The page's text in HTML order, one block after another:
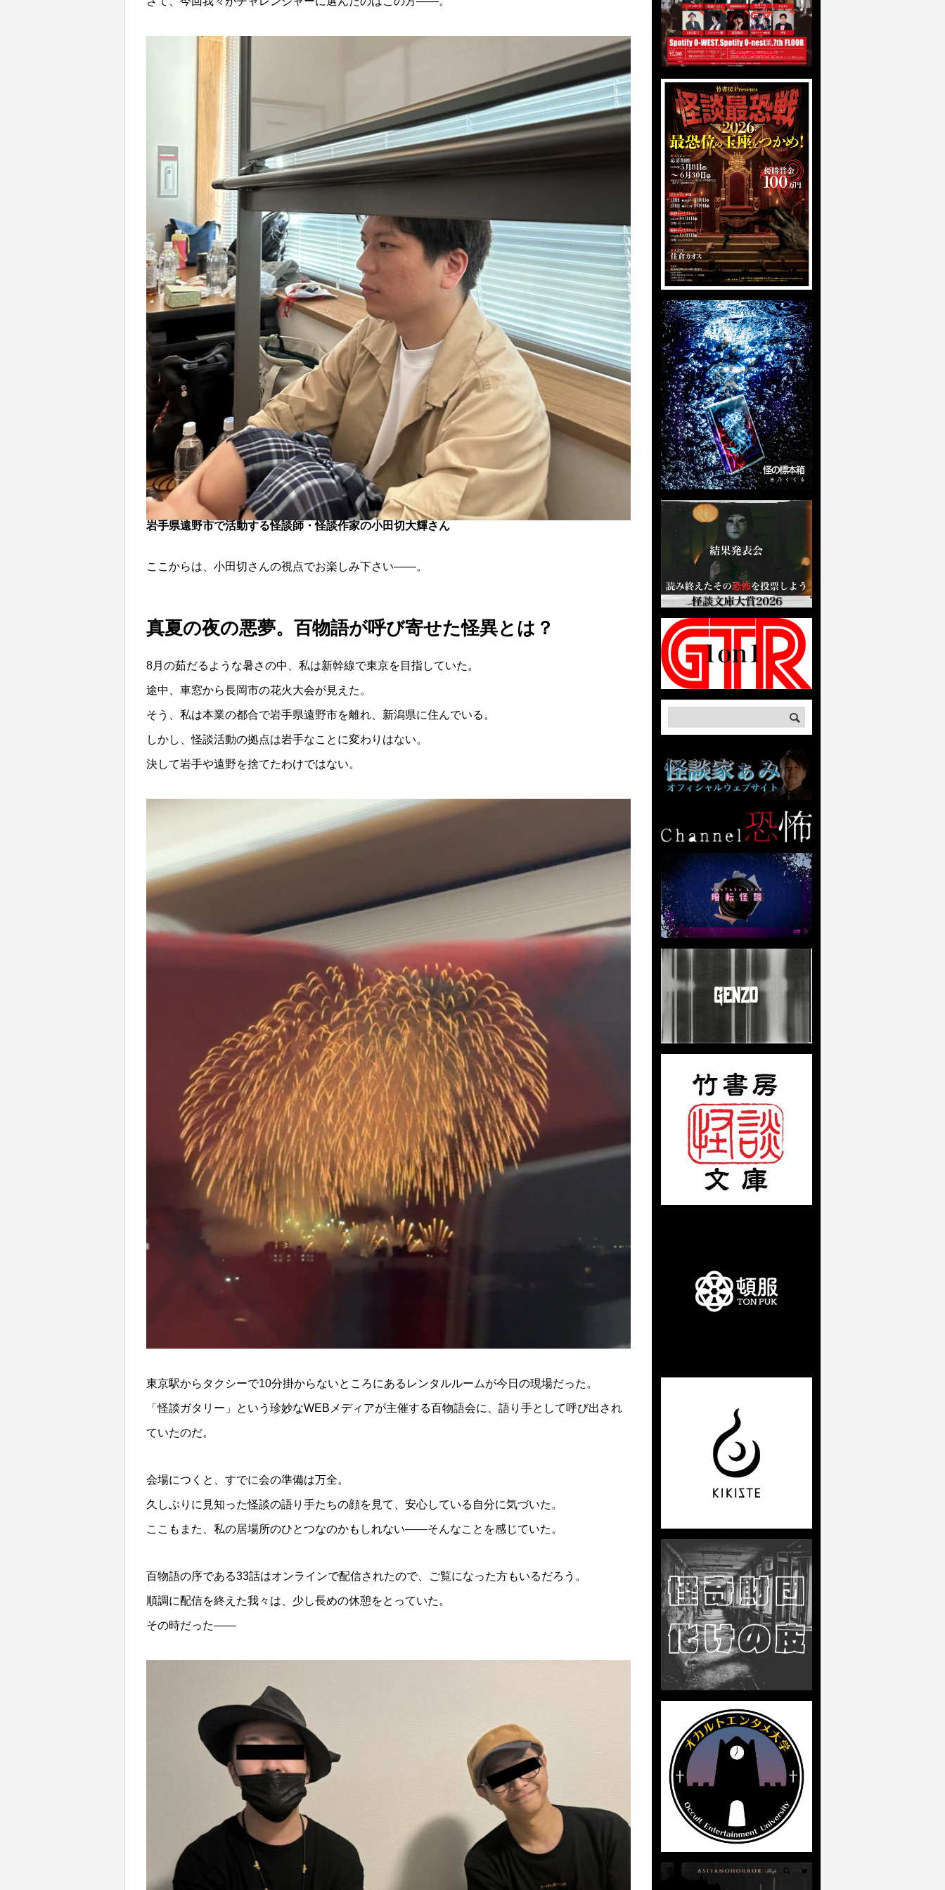
岩手県遠野市で活動する怪談師・怪談作家の小田切大輝さん
ここからは、小田切さんの視点でお楽しみ下さい——。
真夏の夜の悪夢。百物語が呼び寄せた怪異とは？
8月の茹だるような暑さの中、私は新幹線で東京を目指していた。
途中、車窓から長岡市の花火大会が見えた。
そう、私は本業の都合で岩手県遠野市を離れ、新潟県に住んでいる。
しかし、怪談活動の拠点は岩手なことに変わりはない。
決して岩手や遠野を捨てたわけではない。
東京駅からタクシーで10分掛からないところにあるレンタルルームが今日の現場だった。
「怪談ガタリー」という珍妙なWEBメディアが主催する百物語会に、語り手として呼び出され
ていたのだ。
会場につくと、すでに会の準備は万全。
久しぶりに見知った怪談の語り手たちの顔を見て、安心している自分に気づいた。
ここもまた、私の居場所のひとつなのかもしれない——そんなことを感じていた。
百物語の序である33話はオンラインで配信されたので、ご覧になった方もいるだろう。
順調に配信を終えた我々は、少し長めの休憩をとっていた。
その時だった——